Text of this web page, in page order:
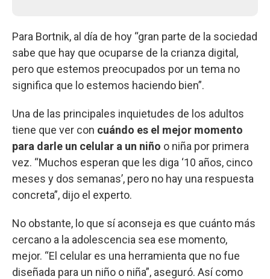
Para Bortnik, al día de hoy “gran parte de la sociedad
sabe que hay que ocuparse de la crianza digital,
pero que estemos preocupados por un tema no
significa que lo estemos haciendo bien”.
Una de las principales inquietudes de los adultos
tiene que ver con cuándo es el mejor momento
para darle un celular a un niño o niña por primera
vez. “Muchos esperan que les diga ‘10 años, cinco
meses y dos semanas’, pero no hay una respuesta
concreta”, dijo el experto.
No obstante, lo que sí aconseja es que cuánto más
cercano a la adolescencia sea ese momento,
mejor. “El celular es una herramienta que no fue
diseñada para un niño o niña”, aseguró. Así como